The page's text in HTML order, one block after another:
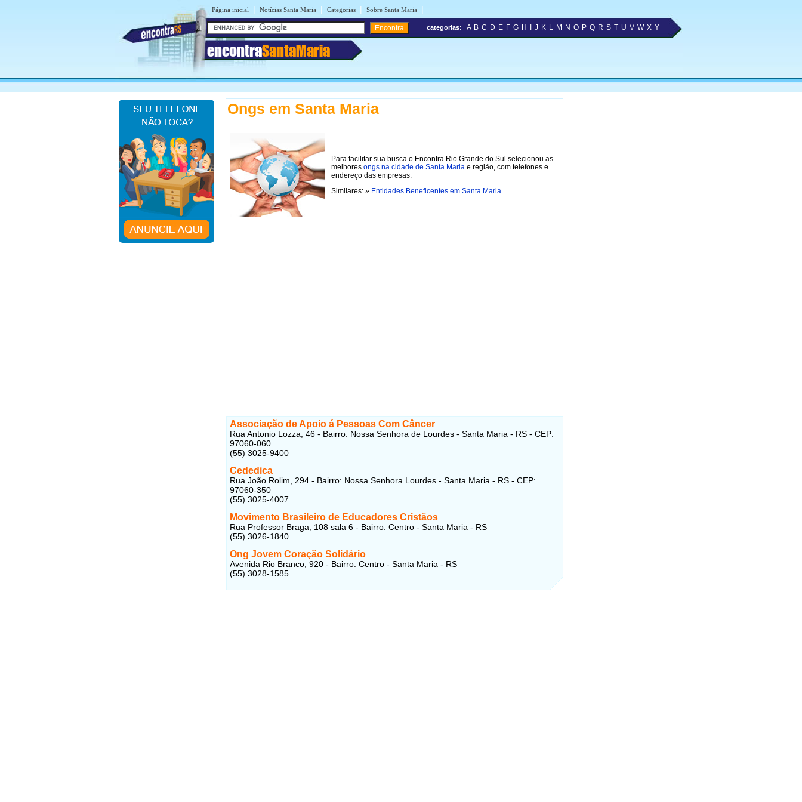
Página inicial | Notícias Santa Maria | Categorias | Sobre Santa Maria |
encontraSantaMaria
categorias: A B C D E F G H J K L M N O P Q R S T U V W X Y
Ongs em Santa Maria
Para facilitar sua busca o Encontra Rio Grande do Sul selecionou as
melhores ongs na cidade de Santa Maria e região, com telefones e
endereço das empresas.
Similares: » Entidades Beneficentes em Santa Maria
Associação de Apoio á Pessoas Com Câncer
Rua Antonio Lozza, 46 - Bairro: Nossa Senhora de Lourdes - Santa Maria - RS - CEP:
97060-060
(55) 3025-9400
Cededica
Rua João Rolim, 294 - Bairro: Nossa Senhora Lourdes - Santa Maria - RS - CEP:
97060-350
(55) 3025-4007
Movimento Brasileiro de Educadores Cristãos
Rua Professor Braga, 108 sala 6 - Bairro: Centro - Santa Maria - RS
(55) 3026-1840
Ong Jovem Coração Solidário
Avenida Rio Branco, 920 - Bairro: Centro - Santa Maria - RS
(55) 3028-1585